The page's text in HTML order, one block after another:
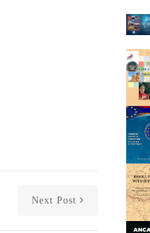
Next Post